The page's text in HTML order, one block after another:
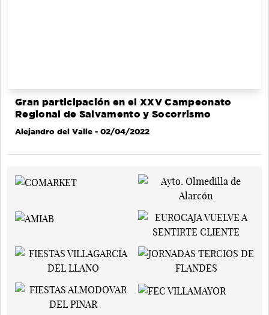
Gran participación en el XXV Campeonato
Regional de Salvamento y Socorrismo
Alejandro del Valle - 02/04/2022